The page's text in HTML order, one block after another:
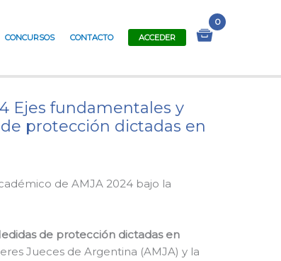
CONCURSOS CONTACTO ACCEDER
Ejes fundamentales y
protección dictadas en
de AMJA 2024 bajo la
de protección dictadas en
Jueces de Argentina (AMJA) y la